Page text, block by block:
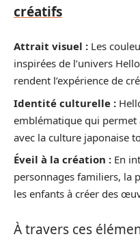
créatifs
Attrait visuel : Les
inspirées de l’univers
rendent l’expérience de
Identité culturelle :
emblématique qui permet
avec la culture japonaise
Éveil à la création : En
personnages familiers, la
les enfants à créer des
À travers ces